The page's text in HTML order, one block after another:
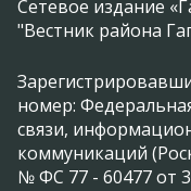
Сетевое издание
"Вестник района
номер:
связи,
коммуникаций
№ ФС 77 - 60477 от